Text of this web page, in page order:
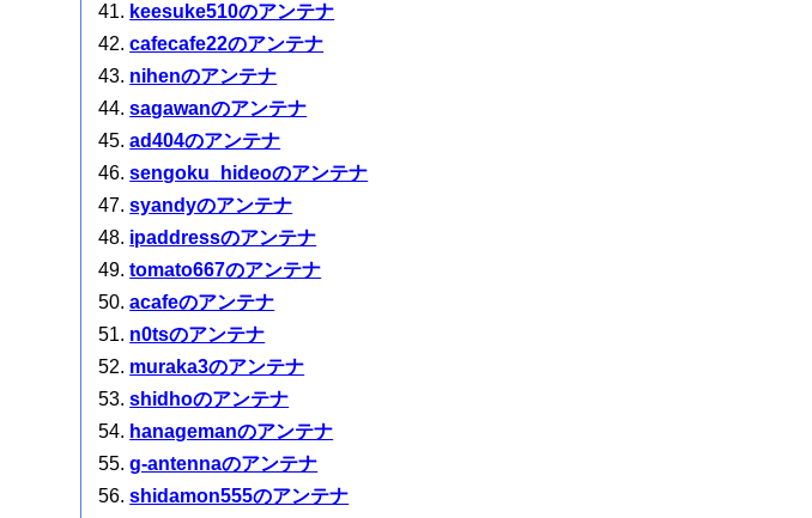
keesuke510のアンテナ
cafecafe22のアンテナ
nihenのアンテナ
sagawanのアンテナ
ad404のアンテナ
sengoku_hideoのアンテナ
syandyのアンテナ
ipaddressのアンテナ
tomato667のアンテナ
acafeのアンテナ
n0tsのアンテナ
muraka3のアンテナ
shidhoのアンテナ
hanagemanのアンテナ
g-antennaのアンテナ
shidamon555のアンテナ